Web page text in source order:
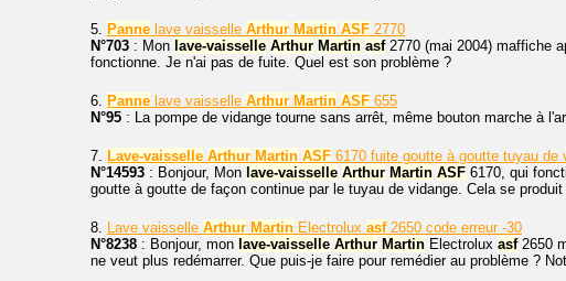
5. Panne lave vaisselle Arthur Martin ASF 2770
N°703 : Mon lave-vaisselle Arthur Martin asf2770 (mai 2004) maffiche
fonctionne. Je n'ai pas de fuite. Quel est son problème ?
6. Panne lave vaisselle Arthur Martin ASF 655
N°95 : La pompe de vidange tourne sans arrêt, même bouton marche à
7. Lave-vaisselle Arthur Martin ASF 6170 fuite goutte à goutte tuyau de
N°14593 : Bonjour, Mon lave-vaisselle Arthur Martin ASF 6170, qui
goutte à goutte de façon continue par le tuyau de vidange. Cela se
8. Lave vaisselle Arthur Martin Electrolux asf2650 code erreur -30
N°8238 : Bonjour, mon lave-vaisselle Arthur Martin Electrolux asf2650
ne veut plus redémarrer. Que puis-je faire pour remédier au problème ?